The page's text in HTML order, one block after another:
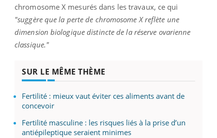
chromosome X mesurés dans les travaux, ce qui
"suggère que la perte de chromosome X reflète une
dimension biologique distincte de la réserve ovarienne
classique."
SUR LE MÊME THÈME
Fertilité : mieux vaut éviter ces aliments avant de
concevoir
Fertilité masculine : les risques liés à la prise d’un
antiépileptique seraient minimes